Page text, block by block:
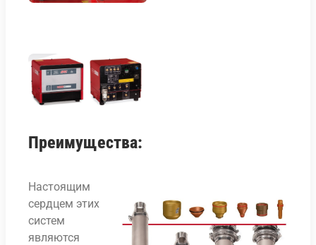
Преимущества:
Настоящим
сердцем этих
систем
являются